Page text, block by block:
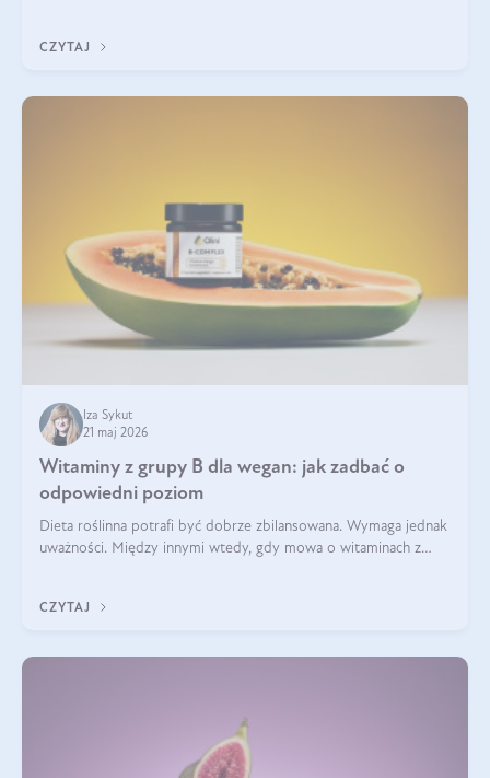
CZYTAJ
Iza Sykut
21 maj 2026
Witaminy z grupy B dla wegan: jak zadbać o
odpowiedni poziom
Dieta roślinna potrafi być dobrze zbilansowana. Wymaga jednak
uważności. Między innymi wtedy, gdy mowa o witaminach z
CZYTAJ